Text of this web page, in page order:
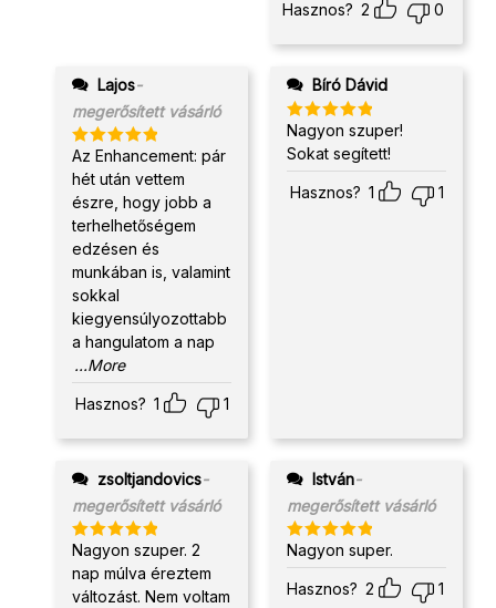
Hasznos? 2 0
Lajos-
megerősített vásárló
Értékelés:
5 / 5
Az Enhancement: pár
hét után vettem
észre, hogy jobb a
terhelhetőségem
edzésen és
munkában is, valamint
sokkal
kiegyensúlyozottabb
a hangulatom a nap
...More
Hasznos? 1 1
Bíró Dávid
Értékelés:
5 / 5
Nagyon szuper!
Sokat segített!
Hasznos? 1 1
zsoltjandovics-
megerősített vásárló
Értékelés:
5 / 5
Nagyon szuper. 2
nap múlva éreztem
változást. Nem voltam
István-
megerősített vásárló
Értékelés:
5/ 5
Nagyon super.
Hasznos? 2 1